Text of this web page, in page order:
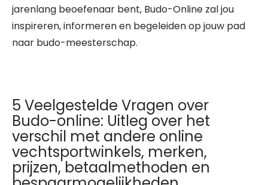
jarenlang beoefenaar bent, Budo-Online zal jou
inspireren, informeren en begeleiden op jouw pad
naar budo-meesterschap.
5 Veelgestelde Vragen over
Budo-online: Uitleg over het
verschil met andere online
vechtsportwinkels, merken,
prijzen, betaalmethoden en